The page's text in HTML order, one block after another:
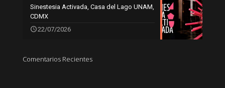
Sinestesia Activada, Casa del Lago UNAM,
CDMX
22/07/2026
Comentarios Recientes